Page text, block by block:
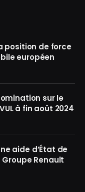
position de force
européen
sur le
à fin août 2024
aide d’État de
Groupe Renault